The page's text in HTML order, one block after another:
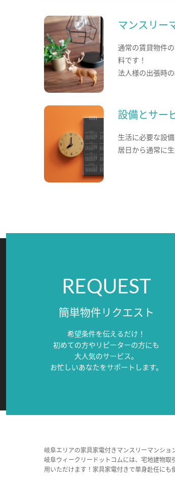
マンスリー
通常の賃貸物件
料です！
法人様の出張時
設備とサー
生活に必要な設
居日から通常に生
REQUEST
簡単物件リクエスト
希望条件を伝えるだけ！
初めての方やリピーターの方にも
大人気のサービス。
お忙しいあなたをサポートします。
岐阜エリアの家具家電付きマンスリーマンシ
岐阜ウィークリードットコムには、宅地建物
用いただけます！家具家電付きで単身赴任にも